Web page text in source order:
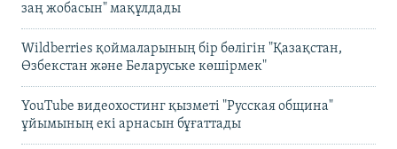
заң жобасын" мақұлдады
Wildberries қоймаларының бір бөлігін "Қазақстан,
Өзбекстан және Беларуське көшірмек"
YouTube видеохостинг қызметі "Русская община"
ұйымының екі арнасын бұғаттады